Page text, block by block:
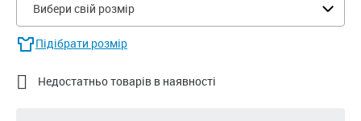
Вибери свій розмір
Підібрати розмір
 Недостатньо товарів в наявності